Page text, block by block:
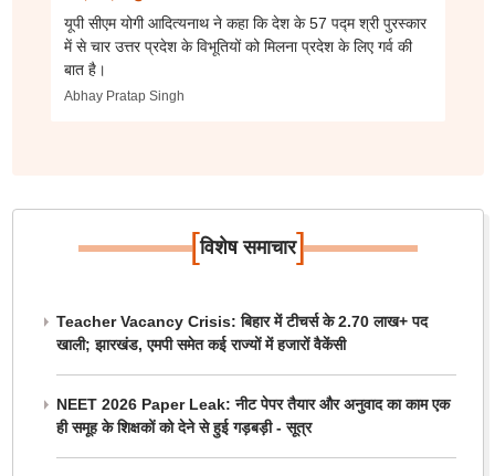
यूपी सीएम योगी आदित्यनाथ ने कहा कि देश के 57 पद्म श्री पुरस्कार
में से चार उत्तर प्रदेश के विभूतियों को मिलना प्रदेश के लिए गर्व की
बात है।
Abhay Pratap Singh
[विशेष समाचार]
Teacher Vacancy Crisis: बिहार में टीचर्स के 2.70 लाख+ पद
खाली; झारखंड, एमपी समेत कई राज्यों में हजारों वैकेंसी
NEET 2026 Paper Leak: नीट पेपर तैयार और अनुवाद का काम एक
ही समूह के शिक्षकों को देने से हुई गड़बड़ी - सूत्र